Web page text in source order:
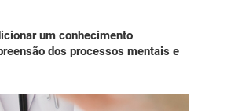
um conhecimento
dos processos mentais e